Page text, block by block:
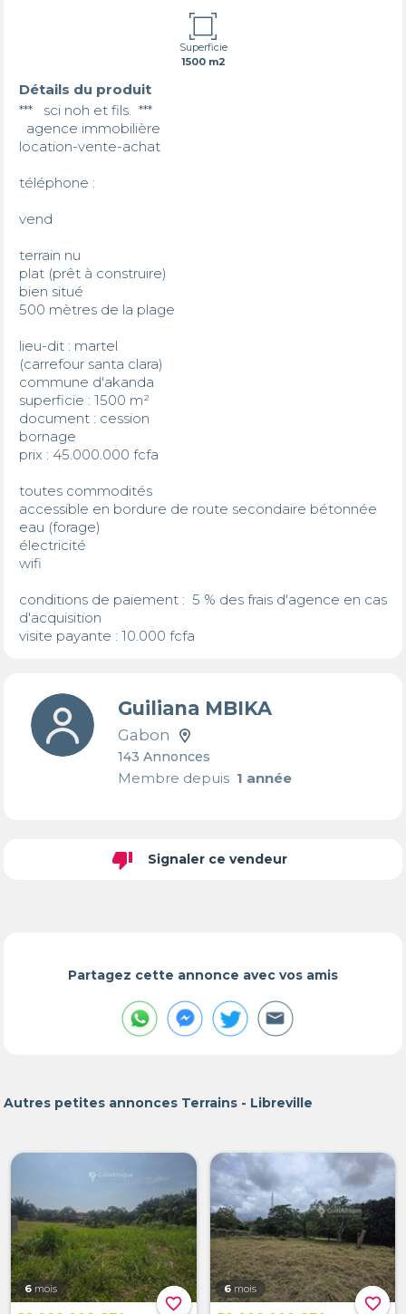
Superficie
1500 m2
Détails du produit
***   sci noh et fils.  ***
location-vente-achat
téléphone :
vend
terrain nu
plat (prêt à construire)
bien situé
500 mètres de la plage
lieu-dit : martel
(carrefour santa clara)
commune d'akanda
superficie : 1500 m²
document : cession
bornage
prix : 45.000.000 fcfa
toutes commodités
accessible en bordure de route secondaire bétonnée
eau (forage)
électricité
wifi
conditions de paiement :  5 % des frais d'agence en cas
d'acquisition
visite payante : 10.000 fcfa
Guiliana MBIKA
Gabon
143 Annonces
Membre depuis1 année
thumb_down Signaler ce vendeur
Partagez cette annonce avec vos amis
Autres petites annonces Terrains - Libreville
favorite_border
6 mois
favorite_border
6 mois